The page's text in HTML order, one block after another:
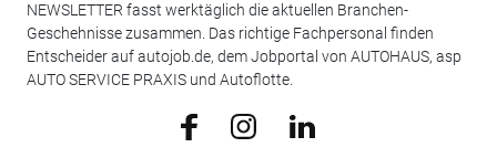
NEWSLETTER fasst werktäglich die aktuellen Branchen-
Geschehnisse zusammen. Das richtige Fachpersonal finden
Entscheider auf autojob.de, dem Jobportal von AUTOHAUS, asp
AUTO SERVICE PRAXIS und Autoflotte.